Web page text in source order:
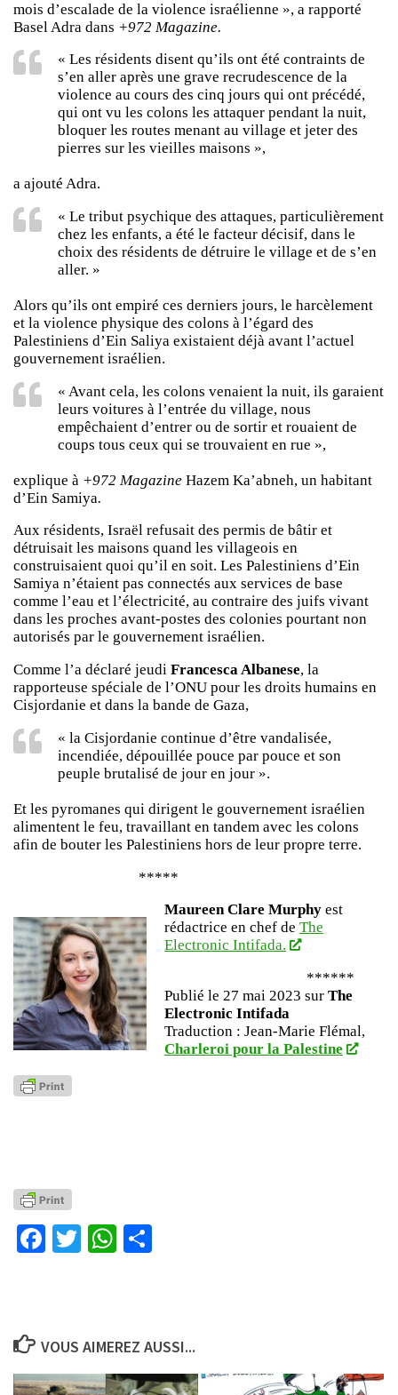
mois d’escalade de la violence israélienne », a rapporté
Basel Adra dans +972 Magazine.
« Les résidents disent qu’ils ont été contraints de
s’en aller après une grave recrudescence de la
violence au cours des cinq jours qui ont précédé,
qui ont vu les colons les attaquer pendant la nuit,
bloquer les routes menant au village et jeter des
pierres sur les vieilles maisons »,
a ajouté Adra.
« Le tribut psychique des attaques, particulièrement
chez les enfants, a été le facteur décisif, dans le
choix des résidents de détruire le village et de s’en
aller. »
Alors qu’ils ont empiré ces derniers jours, le harcèlement
et la violence physique des colons à l’égard des
Palestiniens d’Ein Saliya existaient déjà avant l’actuel
gouvernement israélien.
« Avant cela, les colons venaient la nuit, ils garaient
leurs voitures à l’entrée du village, nous
empêchaient d’entrer ou de sortir et rouaient de
coups tous ceux qui se trouvaient en rue »,
explique à +972 Magazine Hazem Ka’abneh, un habitant
d’Ein Samiya.
Aux résidents, Israël refusait des permis de bâtir et
détruisait les maisons quand les villageois en
construisaient quoi qu’il en soit. Les Palestiniens d’Ein
Samiya n’étaient pas connectés aux services de base
comme l’eau et l’électricité, au contraire des juifs vivant
dans les proches avant-postes des colonies pourtant non
autorisés par le gouvernement israélien.
Comme l’a déclaré jeudi Francesca Albanese, la
rapporteuse spéciale de l’ONU pour les droits humains en
Cisjordanie et dans la bande de Gaza,
« la Cisjordanie continue d’être vandalisée,
incendiée, dépouillée pouce par pouce et son
peuple brutalisé de jour en jour ».
Et les pyromanes qui dirigent le gouvernement israélien
alimentent le feu, travaillant en tandem avec les colons
afin de bouter les Palestiniens hors de leur propre terre.
*****
Maureen Clare Murphy est
rédactrice en chef de The
Electronic Intifada.
******
Publié le 27 mai 2023 sur The
Electronic Intifada
Traduction : Jean-Marie Flémal,
Charleroi pour la Palestine
Facebook
TwitterWhatsApp
VOUS AIMEREZ AUSSI...